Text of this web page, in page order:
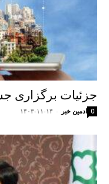
جزئیات
ادمین خبر - ۱۴۰۳-۱۱-۱۴ 0